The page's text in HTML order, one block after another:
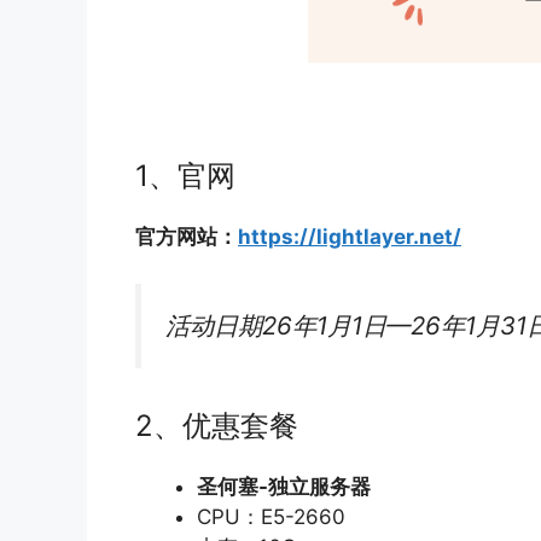
1、官网
官方网站： https://lightlayer.net/
活动日期26年1月1日—26年1月31
2、优惠套餐
圣何塞-独立服务器
CPU：E5-2660